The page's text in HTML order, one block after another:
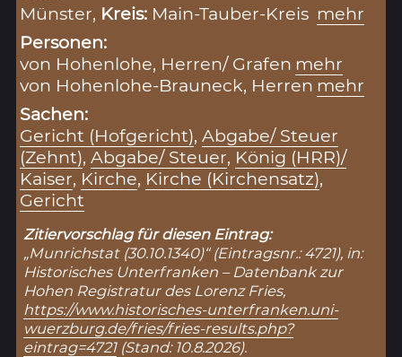
Münster, Kreis: Main-Tauber-Kreis mehr
Personen:
von Hohenlohe, Herren/ Grafen mehr
von Hohenlohe-Brauneck, Herren mehr
Sachen:
Gericht (Hofgericht),Abgabe/ Steuer
(Zehnt),Abgabe/ Steuer, König (HRR)/
Kaiser, Kirche, Kirche (Kirchensatz),
Gericht
Zitiervorschlag für diesen Eintrag:
„Munrichstat (30.10.1340)“ (Eintragsnr.: 4721), in:
Historisches Unterfranken – Datenbank zur
Hohen Registratur des Lorenz Fries,
https://www.historisches-unterfranken.uni-
wuerzburg.de/fries/fries-results.php?
eintrag=4721(Stand: 10.8.2026).